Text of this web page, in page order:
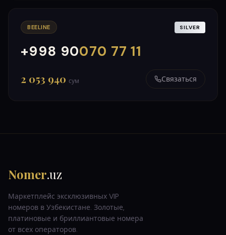
BEELINE SILVER
+998 90070 77 11
000
999
2 053 940 сум Связаться
Nomer.uz
Маркетплейс эксклюзивных VIP
номеров в Узбекистане. Золотые,
платиновые и бриллиантовые номера
от всех операторов.